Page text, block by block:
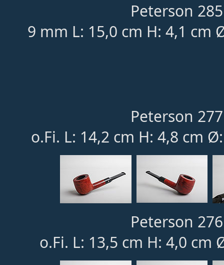
Peterson
9 mm L: 15,0 cm H: 4,1 cm
Peterson
o.Fi. L: 14,2 cm H: 4,8 cm
Peterson
o.Fi. L: 13,5 cm H: 4,0 cm